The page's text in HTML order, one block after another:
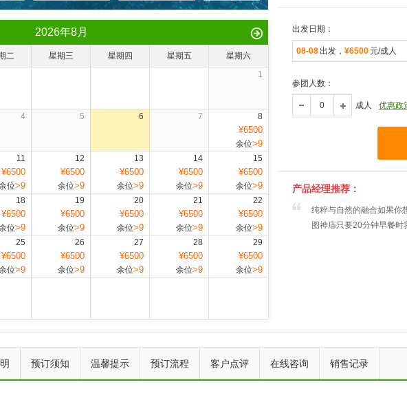
上一个 下一个
2026年8月
二 星期三 星期四 星期五
星期六
1
4 5 6 7 8
¥6500
余位>9
11
¥6500
位>9
12
¥6500
余位>9
13
¥6500
余位>9
14
¥6500
余位>9
15
¥6500
余位>9
18
¥6500
位>9
19
¥6500
余位>9
20
¥6500
余位>9
21
¥6500
余位>9
22
¥6500
余位>9
25
¥6500
位>9
26
¥6500
余位>9
27
¥6500
余位>9
28
¥6500
余位>9
29
¥6500
余位>9
出发日期：
08-08出发， ¥6500元/成人
参团人数：
成人 优惠政
产品经理推荐：
纯粹与自然的融合如果你
图神庙只要20分钟早餐
预订须知 温馨提示 预订流程 客户点评 在线咨询 销售记录